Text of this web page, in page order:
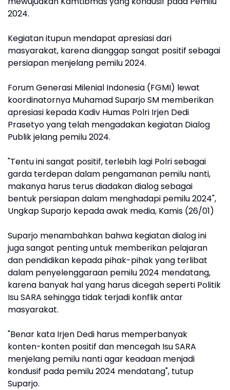
2024.
Kegiatan itupun mendapat apresiasi dari
masyarakat, karena dianggap sangat positif sebagai
persiapan menjelang pemilu 2024.
Forum Generasi Milenial Indonesia (FGMI) lewat
koordinatornya Muhamad Suparjo SM memberikan
apresiasi kepada Kadiv Humas Polri Irjen Dedi
Prasetyo yang telah mengadakan kegiatan Dialog
Publik jelang pemilu 2024.
"Tentu ini sangat positif, terlebih lagi Polri sebagai
garda terdepan dalam pengamanan pemilu nanti,
makanya harus terus diadakan dialog sebagai
bentuk persiapan dalam menghadapi pemilu 2024",
Ungkap Suparjo kepada awak media, Kamis (26/01)
Suparjo menambahkan bahwa kegiatan dialog ini
juga sangat penting untuk memberikan pelajaran
dan pendidikan kepada pihak-pihak yang terlibat
dalam penyelenggaraan pemilu 2024 mendatang,
karena banyak hal yang harus dicegah seperti Politik
Isu SARA sehingga tidak terjadi konflik antar
masyarakat.
"Benar kata Irjen Dedi harus memperbanyak
konten-konten positif dan mencegah Isu SARA
menjelang pemilu nanti agar keadaan menjadi
kondusif pada pemilu 2024 mendatang", tutup
Suparjo.